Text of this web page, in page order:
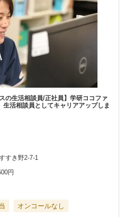
の生活相談員/正社員】学研ココファ
生活相談員としてキャリアアップしま
すき野2-7-1
円
オンコールなし